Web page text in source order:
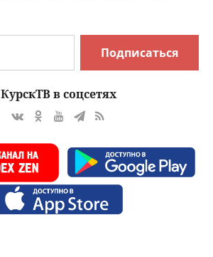
Подписаться
КурскТВ в соцсетях